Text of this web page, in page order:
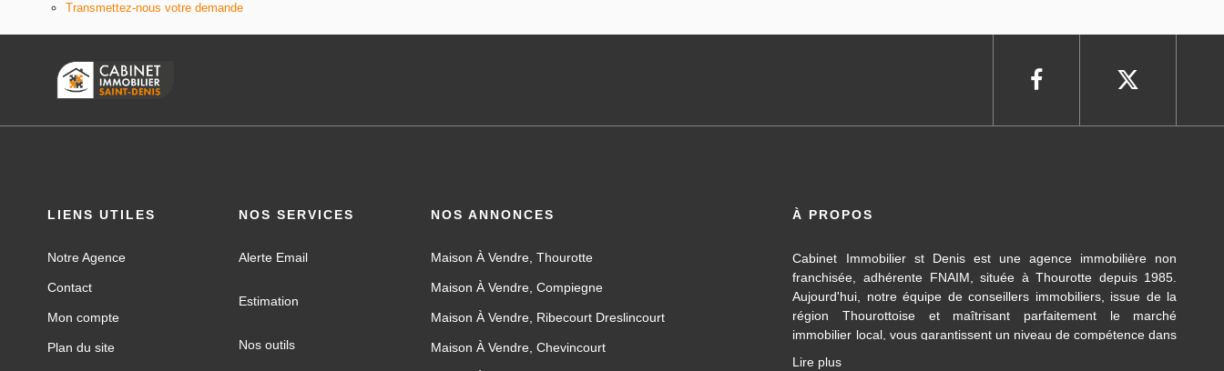
Transmettez-nous votre demande
LIENS UTILES
Notre Agence
Contact
Mon compte
Plan du site
NOS SERVICES
Alerte Email
Estimation
Nos outils
NOS ANNONCES
Maison À Vendre, Thourotte
Maison À Vendre, Compiegne
Maison À Vendre, Ribecourt Dreslincourt
Maison À Vendre, Chevincourt
À PROPOS
Cabinet Immobilier st Denis est une agence immobilière non
franchisée, adhérente FNAIM, située à Thourotte depuis 1985.
Aujourd'hui, notre équipe de conseillers immobiliers, issue de la
région Thourottoise et maîtrisant parfaitement le marché
immobilier local, vous garantissent un niveau de compétence dans
Lire plus